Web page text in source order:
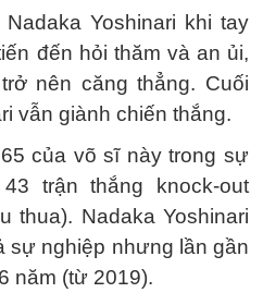
Yoshinari khi tay
đến hỏi thăm và an ủi,
nên căng thẳng. Cuối
vẫn giành chiến thắng.
của võ sĩ này trong sự
trận thắng knock-out
thua). Nadaka Yoshinari
sự nghiệp nhưng lần gần
năm (từ 2019).